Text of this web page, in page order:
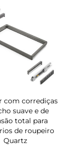
com corrediças
suave e de
total para
de roupeiro
Quartz